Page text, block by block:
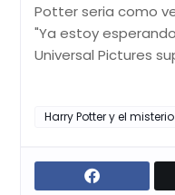
Potter seria como
"Ya estoy
Universal Pictures
Harry Potter y el